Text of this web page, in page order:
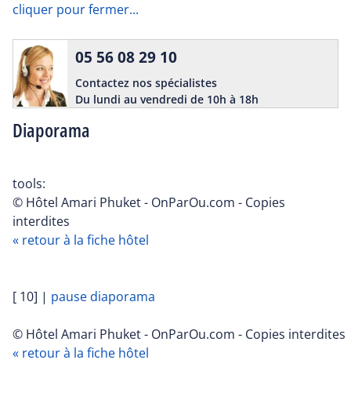
cliquer pour fermer...
Diaporama
05 56 08 29 10
Contactez nos spécialistes
Du lundi au vendredi de 10h à 18h
tools:
© Hôtel Amari Phuket - OnParOu.com - Copies
interdites
« retour à la fiche hôtel
[ 10] | pause diaporama
© Hôtel Amari Phuket - OnParOu.com - Copies interdites
« retour à la fiche hôtel